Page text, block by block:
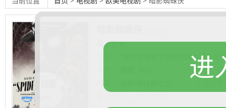
最近更新：
“暗影蜘蛛侠”/“暗影蜘蛛”/暗影
地区：
进